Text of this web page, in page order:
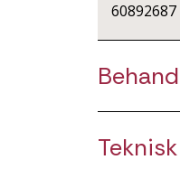
60892687